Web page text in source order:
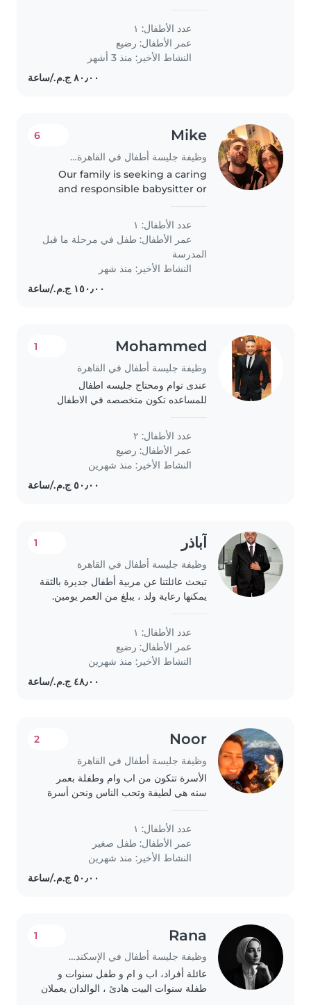
need someone who can keep up
with the baby at evening and
night. If you're comfortable with
عدد الأطفال: ١
عمر الأطفال: رضيع
النشاط الأخير: منذ 3 أشهر
Mike
وظيفة جليسة أطفال في القاهرة الجديدة
6
Our family is seeking a caring
and responsible babysitter or
and talkative preschooler at our
home. We need someone
comfortable with light chores..
عدد الأطفال: ١
عمر الأطفال: طفل في مرحلة ما قبل
المدرسة
النشاط الأخير: منذ شهر
Mohammed
وظيفة جليسة أطفال في القاهرة
1
عندى توام ومحتاج جليسه اطفال
للمساعده تكون متخصصه في الاطفال
عدد الأطفال: ٢
عمر الأطفال: رضيع
النشاط الأخير: منذ شهرين
آباذر
وظيفة جليسة أطفال في القاهرة
1
تبحث عائلتنا عن مربية أطفال جديرة بالثقة
يمكنها رعاية ولد ، يبلغ من العمر يومين.
الأعمال المنزلية. كما نفضل شخصًا لديه
خبرة في الاحتياجات الخاصة،..
عدد الأطفال: ١
عمر الأطفال: رضيع
النشاط الأخير: منذ شهرين
Noor
وظيفة جليسة أطفال في القاهرة
2
الأسرة تتكون من اب وام وطفلة بعمر
سنه هي لطيفة وتحب الناس ونحن أسرة
عدد الأطفال: ١
عمر الأطفال: طفل صغير
النشاط الأخير: منذ شهرين
Rana
وظيفة جليسة أطفال في الإسكندرية
1
عائلة أفراد، اب و ام و طفل سنوات و
طفلة سنوات البيت هادئ ، الوالدان يعملان